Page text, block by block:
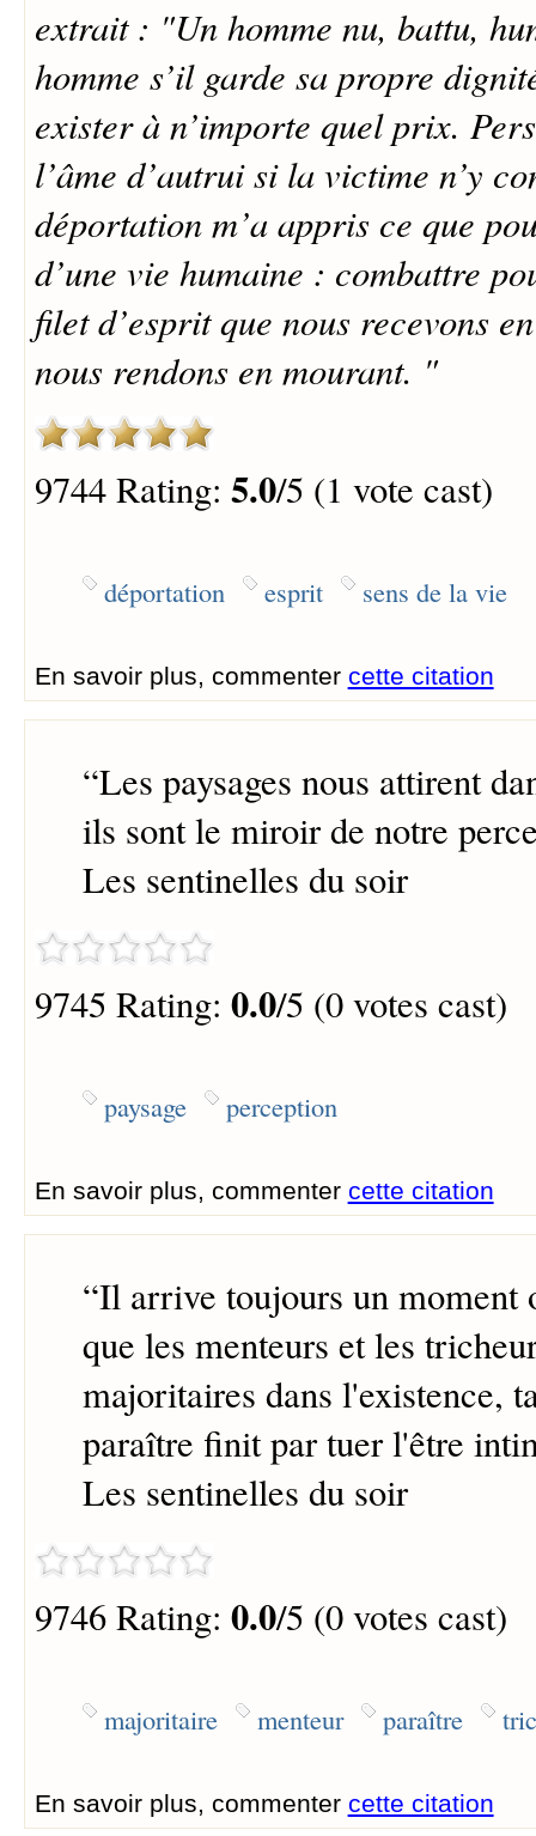
extrait : "Un homme nu, battu,
homme s’il garde sa propre
exister à n’importe quel prix.
l’âme d’autrui si la victime n’y
déportation m’a appris ce que
d’une vie humaine : combattre
filet d’esprit que nous recevons
nous rendons en mourant. "
9744 Rating: 5.0/5 (1 vote cast)
déportation esprit sens de la vie
En savoir plus, commenter cette citation
“Les paysages nous attirent
ils sont le miroir de notre
Les sentinelles du soir
9745 Rating: 0.0/5 (0 votes cast)
paysage perception
En savoir plus, commenter cette citation
“Il arrive toujours un moment
que les menteurs et les
majoritaires dans l'existence,
paraître finit par tuer l'être
Les sentinelles du soir
9746 Rating: 0.0/5 (0 votes cast)
majoritaire menteur paraître
En savoir plus, commenter cette citation